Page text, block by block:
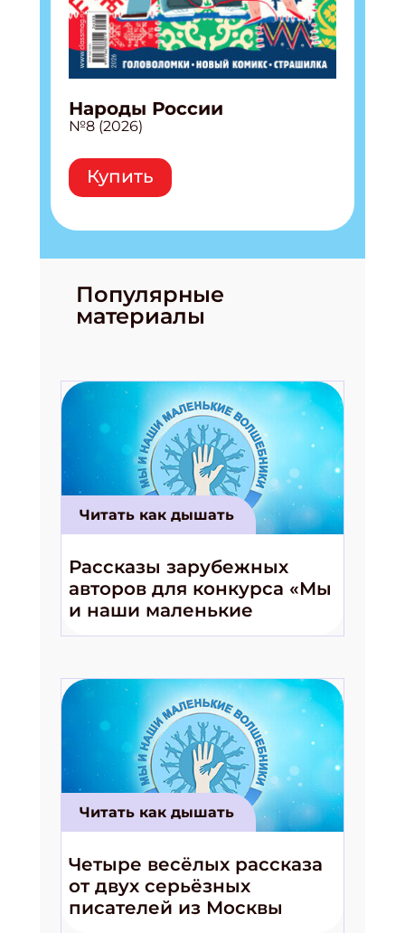
Народы России
№8 (2026)
Купить
Популярные
материалы
Читать как дышать
Рассказы зарубежных
авторов для конкурса «Мы
и наши маленькие
волшебники!»
Читать как дышать
Четыре весёлых рассказа
от двух серьёзных
писателей из Москвы